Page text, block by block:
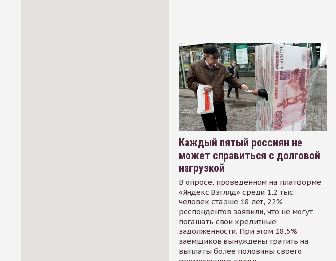
Каждый пятый россиян не
может справиться с долговой
нагрузкой
В опросе, проведенном на платформе
«Яндекс.Взгляд» среди 1,2 тыс.
человек старше 18 лет, 22%
респондентов заявили, что не могут
погашать свои кредитные
задолженности. При этом 18,5%
заемщиков вынуждены тратить на
выплаты более половины своего